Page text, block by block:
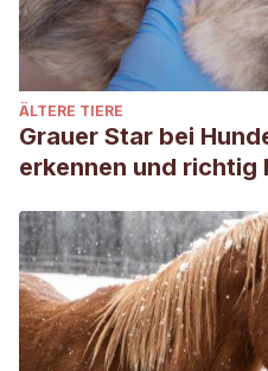
Stuart, A., & Lister, A. M.
the giant rhinoceros
late Quaternary
Evolution, 3(1), 31-38.
https://www.nature.com/
McCormick-Thompson, B.
Unicorns?!The Whaling
Consultado el 22 de mayo
http://
narwhals-to-unicorns.html
Nweeia, M. T., Eichmiller, F.
ÄLTERE TIERE
Grauer Star bei
erkennen und richtig